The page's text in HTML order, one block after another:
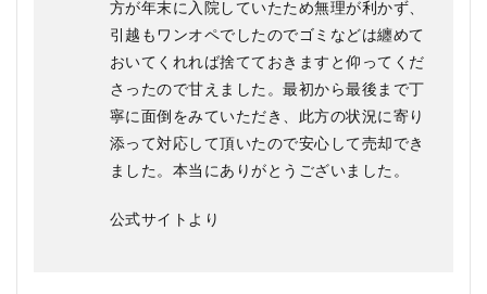
方が年末に入院していたため無理が利かず、
引越もワンオペでしたのでゴミなどは纏めて
おいてくれれば捨てておきますと仰ってくだ
さったので甘えました。最初から最後まで丁
寧に面倒をみていただき、此方の状況に寄り
添って対応して頂いたので安心して売却でき
ました。本当にありがとうございました。
公式サイトより